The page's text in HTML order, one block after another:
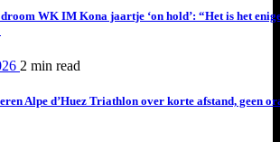
droom WK IM Kona jaartje ‘on hold’: “Het is het
2 min read
Alpe d’Huez Triathlon over korte afstand, geen